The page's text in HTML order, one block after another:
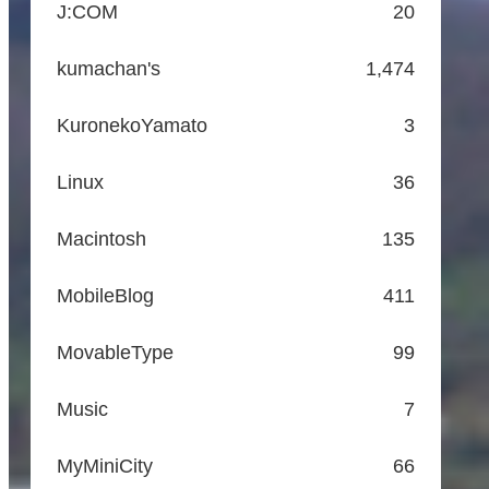
J:COM 20
kumachan's 1,474
KuronekoYamato 3
Linux 36
Macintosh 135
MobileBlog 411
MovableType 99
Music 7
MyMiniCity 66